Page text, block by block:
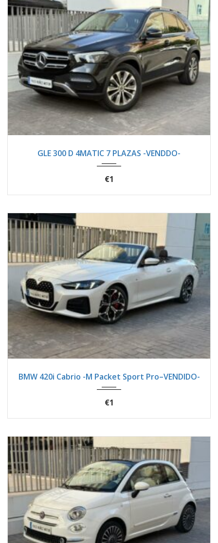
GLE 300 D 4MATIC 7 PLAZAS -VENDDO-
€1
BMW 420i Cabrio -M Packet Sport Pro–VENDIDO-
€1